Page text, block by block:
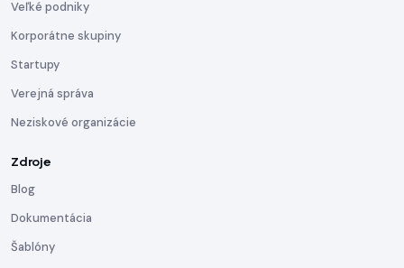
Veľké podniky
Korporátne skupiny
Startupy
Verejná správa
Neziskové organizácie
Zdroje
Blog
Dokumentácia
Šablóny